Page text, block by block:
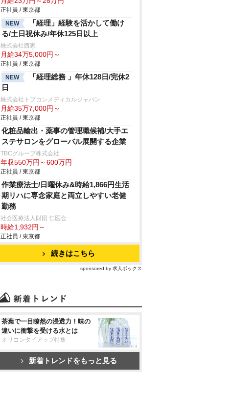
正社員 / 東京都
NEW
「経理」経験を活かして働け
る/土日祝休み/年休125日以上
株式会社西家
月給34万5,000円～
正社員 / 東京都
NEW
「経理総務 」年休128日/完休2
日
株式会社トプコンメディカルジャパン
月給35万7,000円～
正社員 / 東京都
化粧品輸出・薬事の管理職候補/大手エ
ステサロンをグローバル展開する企業
TBCグループ株式会社
年収550万円～600万円
正社員 / 東京都
作業療法士/日曜休み&時給1,866円生活
期リハに専念家庭と両立しやすい老健
勤務
社会医療法人財団 仁医会
時給1,932円～
正社員 / 東京都
続きはこちら
sponsored by 求人ボックス
茶葉で一目瞭然の浸透力！味の
違いに衝撃を受ける水とは
オリコンタイアップ特集
新着トレンドをもっと見る